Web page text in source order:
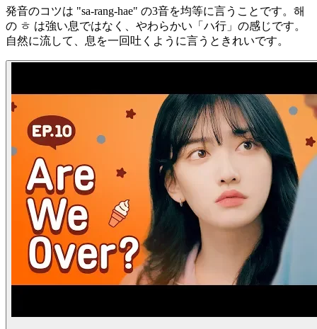
発音のコツは "sa-rang-hae" の3音を均等に言うことです。해
の ㅎ は強い息ではなく、やわらかい「ハ行」の感じです。
自然に流して、息を一回吐くように言うときれいです。